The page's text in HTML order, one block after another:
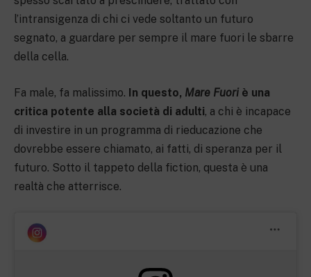
l’intransigenza di chi ci vede soltanto un futuro
segnato, a guardare per sempre il mare fuori le sbarre
della cella.
Fa male, fa malissimo. In questo, Mare Fuori è una
critica potente alla società di adulti, a chi è incapace
di investire in un programma di rieducazione che
dovrebbe essere chiamato, ai fatti, di speranza per il
futuro. Sotto il tappeto della fiction, questa è una
realtà che atterrisce.